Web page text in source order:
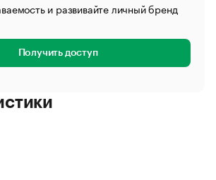
и развивайте личный бренд
Получить доступ